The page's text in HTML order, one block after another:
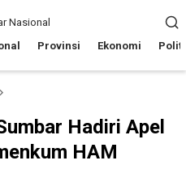
Provinsi Ekonomi
Hadiri Apel
HAM